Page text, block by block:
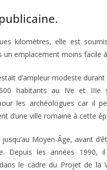
kilomètres, elle est
emplacement moins facile
d’ampleur modeste
habitants au IVe et
les archéologues car il
d’une ville romaine à cette
Moyen-Âge, avant
Depuis les années 1990,
le cadre du Projet de la